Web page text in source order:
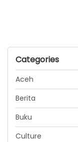
Categories
Aceh
Berita
Buku
Culture